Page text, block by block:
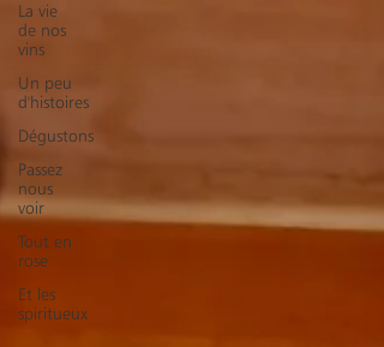
La vie
de nos
vins
Un peu
d'histoires
Dégustons
Passez
nous
voir
Tout en
rose
Et les
spiritueux